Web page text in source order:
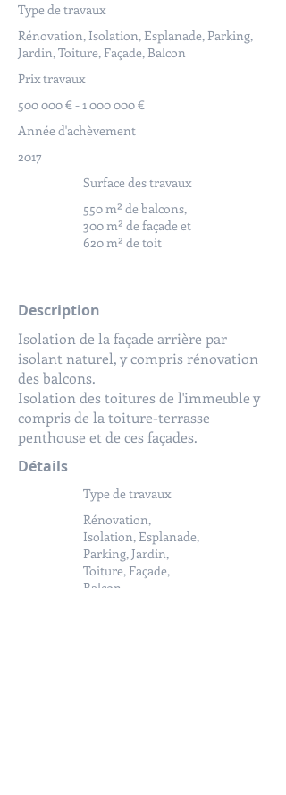
Type de travaux
Rénovation, Isolation, Esplanade, Parking,
Jardin, Toiture, Façade, Balcon
Prix travaux
500 000 € -1 000 000€
Année d'achèvement
2017
Surface des travaux
550 m² de balcons,
300 m² de façade et
620 m² de toit
Description
Isolation de la façade arrière par
isolant naturel, y compris rénovation
des balcons.
Isolation des toitures de l'immeuble y
compris de la toiture-terrasse
penthouse et de ces façades.
Détails
Type de travaux
Rénovation,
Isolation, Esplanade,
Parking, Jardin,
Toiture, Façade,
Balcon